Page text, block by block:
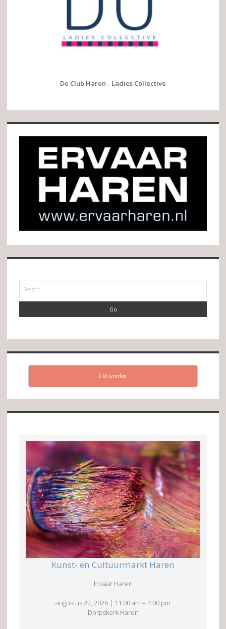
De Club Haren - Ladies Collective
Lid worden
Kunst- en Cultuurmarkt Haren
Ervaar Haren
augustus 22, 2026 | 11:00 am – 4:00 pm
Dorpskerk Haren